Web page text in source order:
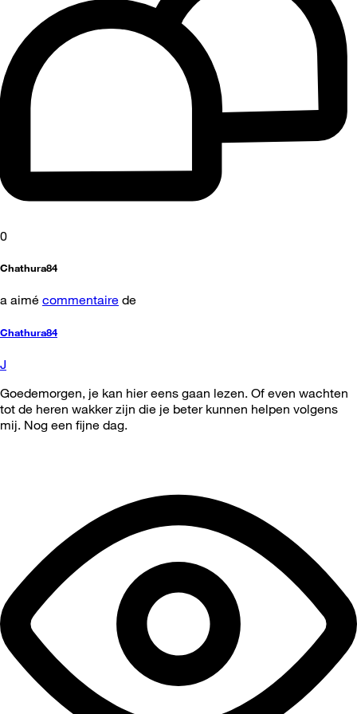
0
Chathura84
a aimé commentaire de
Chathura84
J
Goedemorgen, je kan hier eens gaan lezen. Of even wachten
tot de heren wakker zijn die je beter kunnen helpen volgens
mij. Nog een fijne dag.